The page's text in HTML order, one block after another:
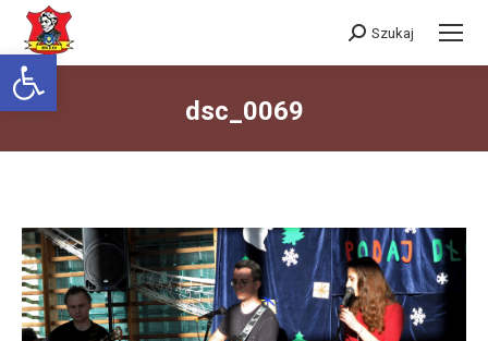
Otwórz pasek narzędzi
Szukaj:
Szukaj
dsc_0069